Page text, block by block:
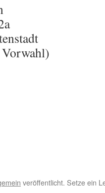
veröffentlicht. Setze ein